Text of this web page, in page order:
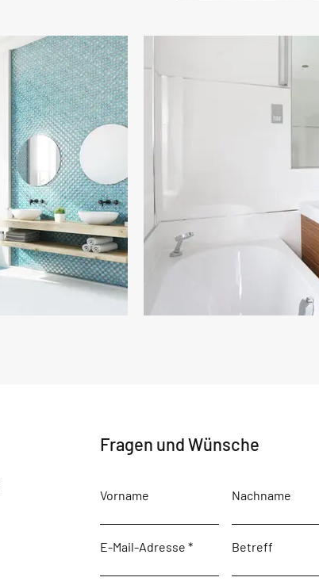
Fragen und Wünsche
Vorname Nachname
E-Mail-Adresse Betreff